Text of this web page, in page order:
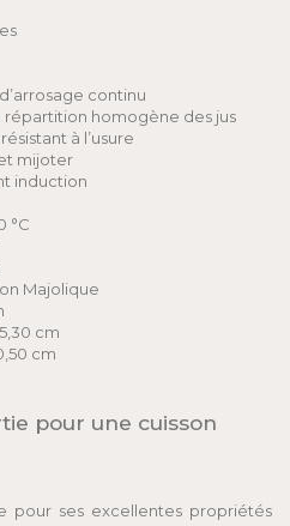
continu
répartition homogène des jus
à l’usure
mijoter
induction
°C
Majolique
cm
cm
pour une cuisson
pour ses excellentes propriétés